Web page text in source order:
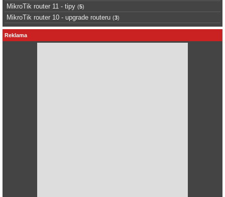
MikroTik router 11 - tipy (5)
MikroTik router 10 - upgrade routeru (3)
Reklama